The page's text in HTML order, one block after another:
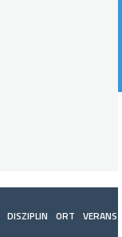
DISZIPLIN ORT